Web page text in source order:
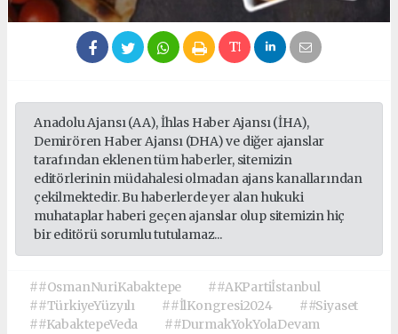
Anadolu Ajansı (AA), İhlas Haber Ajansı (İHA),
Demirören Haber Ajansı (DHA) ve diğer ajanslar
tarafından eklenen tüm haberler, sitemizin
editörlerinin müdahalesi olmadan ajans kanallarından
çekilmektedir. Bu haberlerde yer alan hukuki
muhataplar haberi geçen ajanslar olup sitemizin hiç
bir editörü sorumlu tutulamaz...
##OsmanNuriKabaktepe
##AKPartiİstanbul
##TürkiyeYüzyılı
##İlKongresi2024
##Siyaset
##KabaktepeVeda
##DurmakYokYolaDevam